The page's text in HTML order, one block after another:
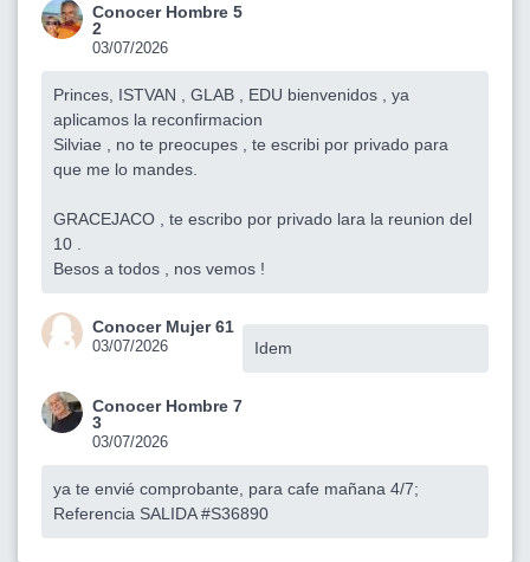
Conocer Hombre 5
2
03/07/2026
Princes, ISTVAN , GLAB , EDU bienvenidos , ya
aplicamos la reconfirmacion
Silviae , no te preocupes , te escribi por privado para
que me lo mandes.
GRACEJACO , te escribo por privado lara la reunion del
10 .
Besos a todos , nos vemos !
Conocer Mujer 61
03/07/2026 Idem
Conocer Hombre 7
3
03/07/2026
ya te envié comprobante, para cafe mañana 4/7;
Referencia SALIDA #S36890